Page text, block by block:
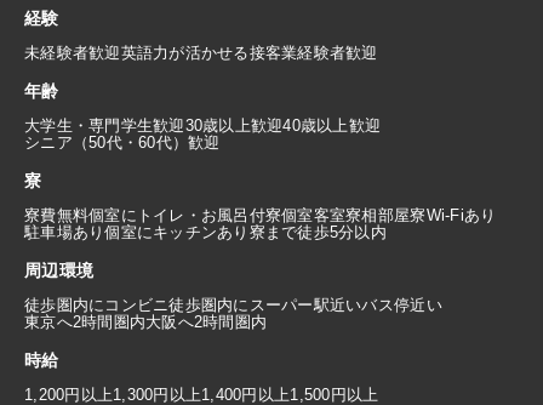
経験
未経験者歓迎英語力が活かせる接客業経験者歓迎
年齢
大学生・専門学生歓迎30歳以上歓迎40歳以上歓迎
シニア（50代・60代）歓迎
寮
寮費無料個室にトイレ・お風呂付寮個室客室寮相部屋寮Wi-Fiあり
駐車場あり個室にキッチンあり 寮まで徒歩5分以内
周辺環境
徒歩圏内にコンビニ徒歩圏内にスーパー駅近いバス停近い
東京へ2時間圏内大阪へ2時間圏内
時給
1,200円以上1,300円以上1,400円以上1,500円以上